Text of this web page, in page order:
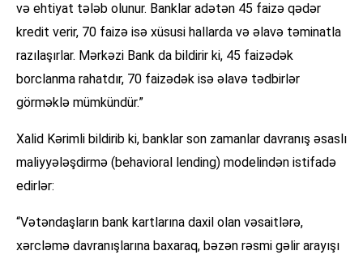
və ehtiyat tələb olunur. Banklar adətən 45 faizə qədər
kredit verir, 70 faizə isə xüsusi hallarda və əlavə təminatla
razılaşırlar. Mərkəzi Bank da bildirir ki, 45 faizədək
borclanma rahatdır, 70 faizədək isə əlavə tədbirlər
görməklə mümkündür.”
Xalid Kərimli bildirib ki, banklar son zamanlar davranış əsaslı
maliyyələşdirmə (behavioral lending) modelindən istifadə
edirlər:
“Vətəndaşların bank kartlarına daxil olan vəsaitlərə,
xərcləmə davranışlarına baxaraq, bəzən rəsmi gəlir arayışı